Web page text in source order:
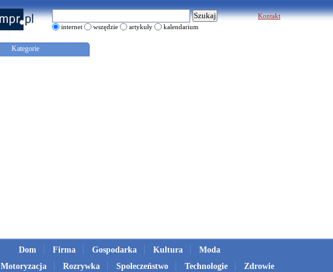
internet wszędzie artykuły kalendarium
Kontakt
Kategorie
Dom Firma Gospodarka Kultura
Moda
Motoryzacja
Rozrywka Społeczeństwo Technologie Zdrowie